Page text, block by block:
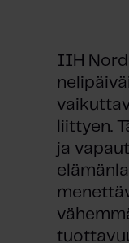
IIH
liittyen.
ja